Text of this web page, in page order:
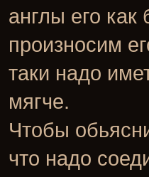
англы его
произносим
таки надо
мягче.
Чтобы
что надо